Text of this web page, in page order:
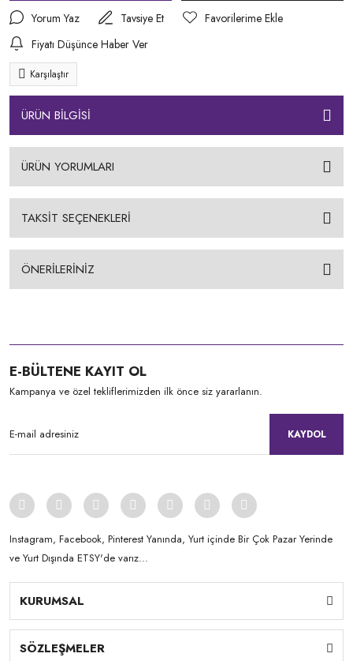
Yorum Yaz
Tavsiye Et
Fiyatı Düşünce Haber Ver
Karşılaştır
ÜRÜN BİLGİSİ
ÜRÜN YORUMLARI
TAKSİT SEÇENEKLERİ
ÖNERİLERİNİZ
E-BÜLTENE KAYIT OL
Kampanya ve özel tekliflerimizden ilk önce siz yararlanın.
KAYDOL
Instagram, Facebook, Pinterest Yanında, Yurt içinde Bir Çok Pazar Yerinde
ve Yurt Dışında ETSY'de varız...
KURUMSAL
SÖZLEŞMELER